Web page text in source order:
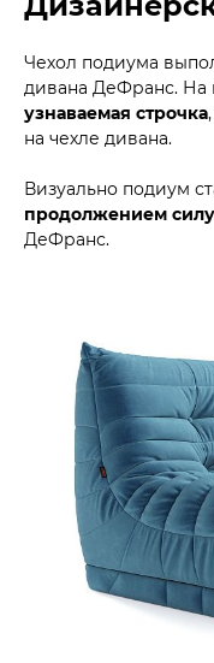
Чехол подиума
дивана ДеФранс. На
узнаваемая строчка
на чехле дивана.
Визуально подиум
продолжением
ДеФранс.